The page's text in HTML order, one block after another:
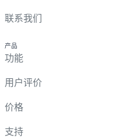
联系我们
产品
功能
用户评价
价格
支持